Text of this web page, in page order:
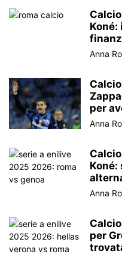
Koné:
Anna
per
Anna
Koné:
Anna
per